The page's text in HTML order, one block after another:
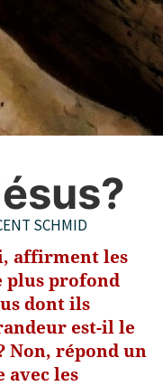
SCHMID
affirment les
plus profond
dont ils
est-il le
Non, répond un
avec les